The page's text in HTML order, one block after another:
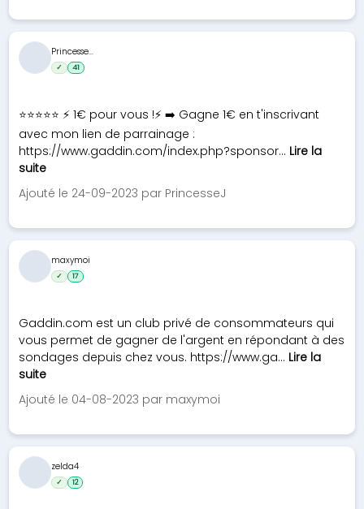
⭐⭐⭐⭐⭐ ⚡ 1€ pour vous !⚡ ➡️ Gagne 1€ en t'inscrivant
avec mon lien de parrainage :
https://www.gaddin.com/index.php?sponsor... Lire la
suite
Ajouté le 24-09-2023 par PrincesseJ
Princesse...
✓ 41
Gaddin.com est un club privé de consommateurs qui
vous permet de gagner de l'argent en répondant à des
sondages depuis chez vous. https://www.ga... Lire la
suite
Ajouté le 04-08-2023 par maxymoi
maxymoi
✓ 17
zelda4
✓ 12